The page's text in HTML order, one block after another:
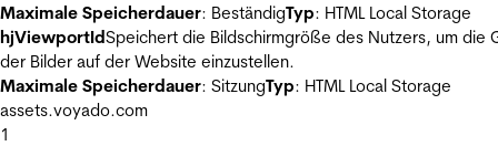
Maximale Speicherdauer: BeständigTyp: HTML Local Storage
hjViewportIdSpeichert die Bildschirmgröße des Nutzers, um die
der Bilder auf der Website einzustellen.
Maximale Speicherdauer: SitzungTyp: HTML Local Storage
assets.voyado.com
1